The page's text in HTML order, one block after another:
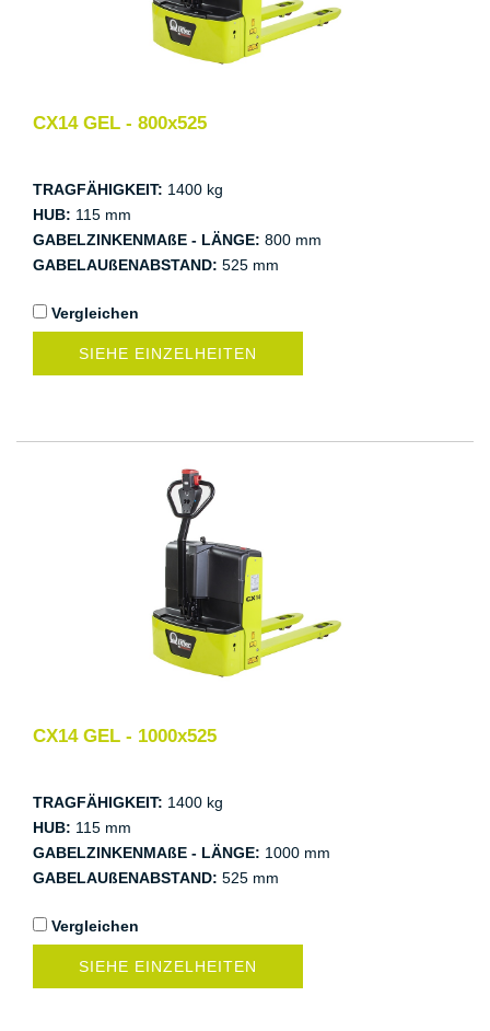
CX14 GEL - 800x525
TRAGFÄHIGKEIT: 1400 kg
HUB: 115 mm
GABELZINKENMAßE - LÄNGE: 800 mm
GABELAUßENABSTAND: 525 mm
Vergleichen
SIEHE EINZELHEITEN
CX14 GEL - 1000x525
TRAGFÄHIGKEIT: 1400 kg
HUB: 115 mm
GABELZINKENMAßE - LÄNGE: 1000 mm
GABELAUßENABSTAND: 525 mm
Vergleichen
SIEHE EINZELHEITEN